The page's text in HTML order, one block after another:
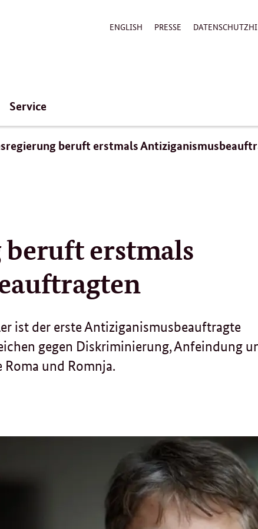
ENGLISH PRESSE
Service
beruft erstmals
erstmals
ist der erste Antiziganismusbeauftragte
gegen Diskriminierung, Anfeindung
und Romnja.